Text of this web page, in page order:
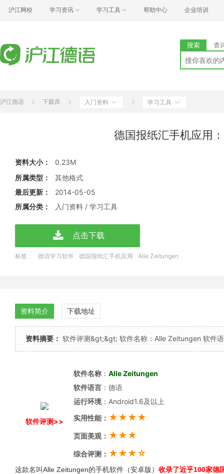
沪江网校 学习资讯 学习工具 帮助中心 企业培训
搜索 查
沪江德语 下载库 入门资料 学习工具
德国报纸汇手机应用
资料大小：
0.23M
所属类型：
其他格式
最后更新：
2014-05-05
所属分类：
入门资料 / 学习工具
点击下载
标签： 德语学习软件 德国报纸汇手机应用 Alle Zeitungen
资料简介 下载地址
资料摘要： 软件评测&gt;&gt; 软件名称：Alle Zeitungen 软件
软件评测>>
软件名称 ： Alle Zeitungen
软件语言 ：德语
运行环境 ：Android1.6及以上
实用性能： ★★★★
页面美观： ★★★
综合评测： ★★★☆
这款名叫Alle Zeitungen的手机软件（安卓版） 收录了近乎100家德